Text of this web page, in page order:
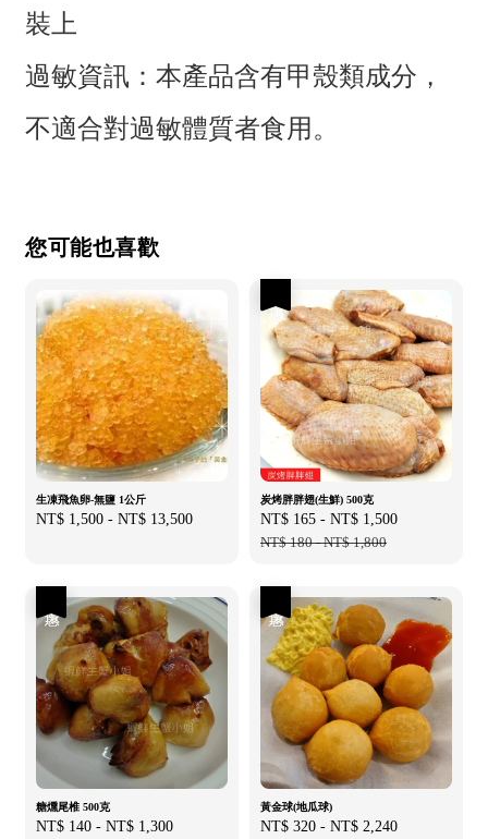
裝上
過敏資訊：本產品含有甲殼類成分，
不適合對過敏體質者食用。
您可能也喜歡
生凍飛魚卵-無鹽 1公斤
Regular
NT$ 1,500 - NT$ 13,500
炭烤胖胖翅(生鮮) 500克
Sale
price
NT$ 165 - NT$ 1,500
NT$ 180-NT$ 1,800
糖燻尾椎 500克
Sale
NT$ 140 - NT$ 1,300
黃金球(地瓜球)
Sale
NT$ 320 - NT$ 2,240